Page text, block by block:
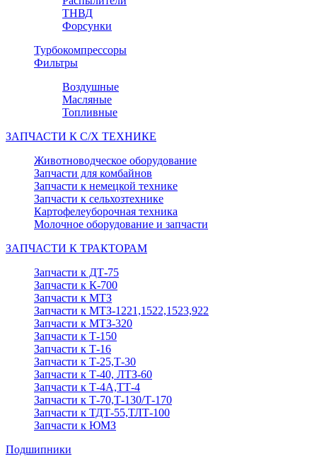
ТНВД
Форсунки
Турбокомпрессоры
Фильтры
Воздушные
Масляные
Топливные
ЗАПЧАСТИ К С/Х ТЕХНИКЕ
Животноводческое оборудование
Запчасти для комбайнов
Запчасти к немецкой технике
Запчасти к сельхозтехнике
Картофелеуборочная техника
Молочное оборудование и запчасти
ЗАПЧАСТИ К ТРАКТОРАМ
Запчасти к ДТ-75
Запчасти к К-700
Запчасти к МТЗ
Запчасти к МТЗ-1221,1522,1523,922
Запчасти к МТЗ-320
Запчасти к Т-150
Запчасти к Т-16
Запчасти к Т-25,Т-30
Запчасти к Т-40, ЛТЗ-60
Запчасти к Т-4А,ТТ-4
Запчасти к Т-70,Т-130/Т-170
Запчасти к ТДТ-55,ТЛТ-100
Запчасти к ЮМЗ
Подшипники